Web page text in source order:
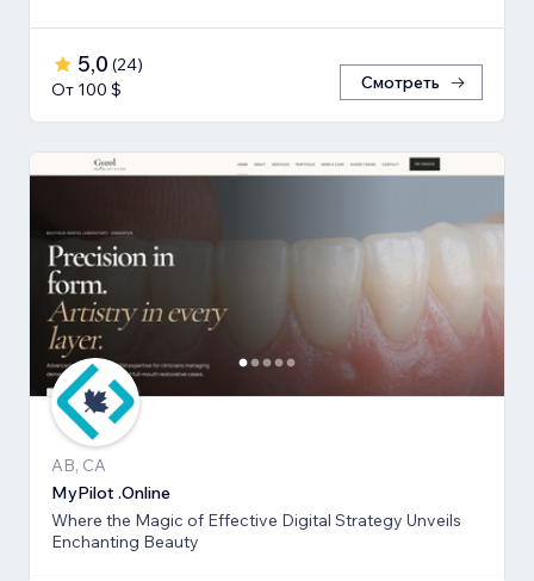
5,0 (24)
От 100 $
Смотреть
AB, CA
MyPilot .Online
Where the Magic of Effective Digital Strategy Unveils
Enchanting Beauty